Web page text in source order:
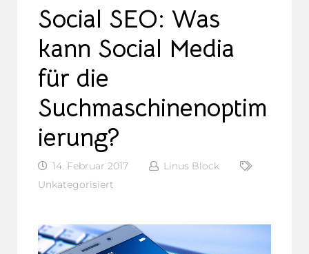
Social SEO: Was
kann Social Media
für die
Suchmaschinenoptim
ierung?
14. Februar 2017
Linus Block
Unkategorisiert